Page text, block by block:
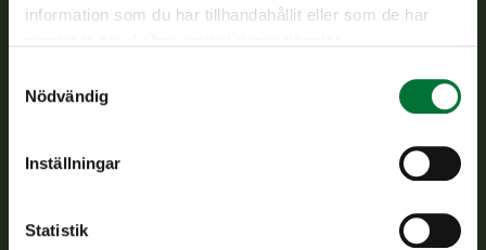
information som du har tillhandahållit eller som de har
Nödvändig
Inställningar
Statistik
Finlands viltcentral främjar en hållbar vilthushållning, stöder
verkställs och svarar för de offentliga förvaltningsuppgifter
som föreskrivs.